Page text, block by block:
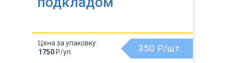
350 Р/шт.
Цена за упаковку:
1750 Р/уп.